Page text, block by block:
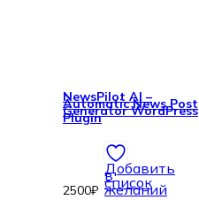
NewsPilot AI –
Automatic News Post
Generator WordPress
Plugin
2500₽
Добавить
в
список
желаний